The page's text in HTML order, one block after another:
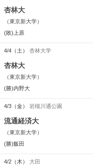
杏林大
（東京新大学）
(敗)上原
4/4（土） 杏林大学
杏林大
（東京新大学）
(勝)内野大
4/3（金） 岩槻川通公園
流通経済大
（東京新大学）
(勝)飯田
4/2（木） 大田